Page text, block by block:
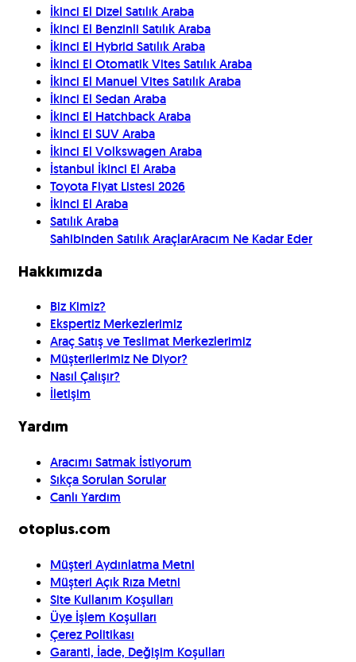
İkinci El Dizel Satılık Araba
İkinci El Benzinli Satılık Araba
İkinci El Hybrid Satılık Araba
İkinci El Otomatik Vites Satılık Araba
İkinci El Manuel Vites Satılık Araba
İkinci El Sedan Araba
İkinci El Hatchback Araba
İkinci El SUV Araba
İkinci El Volkswagen Araba
İstanbul İkinci El Araba
Toyota Fiyat Listesi 2026
İkinci El Araba
Satılık Araba
Sahibinden Satılık AraçlarAracım Ne Kadar Eder
Hakkımızda
Biz Kimiz?
Ekspertiz Merkezlerimiz
Araç Satış ve Teslimat Merkezlerimiz
Müşterilerimiz Ne Diyor?
Nasıl Çalışır?
İletişim
Yardım
Aracımı Satmak İstiyorum
Sıkça Sorulan Sorular
Canlı Yardım
otoplus.com
Müşteri Aydınlatma Metni
Müşteri Açık Rıza Metni
Site Kullanım Koşulları
Üye İşlem Koşulları
Çerez Politikası
Garanti, İade, Değişim Koşulları